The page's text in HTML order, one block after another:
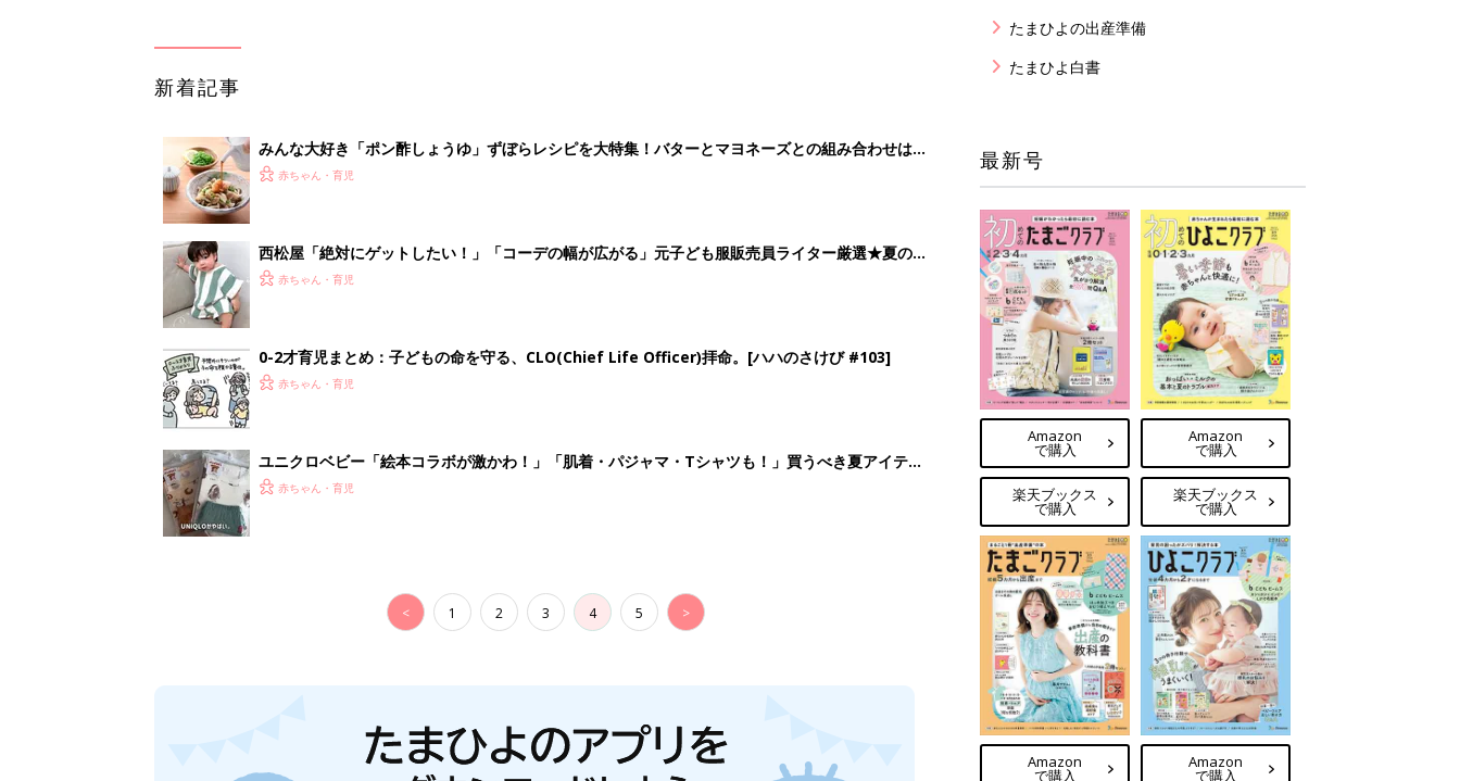
新着記事
みんな大好き「ポン酢しょうゆ」ずぼらレシピを大特集！バターとマヨネーズとの組み合わせは栄
養学的にも最高⁉
赤ちゃん・育児
西松屋「絶対にゲットしたい！」「コーデの幅が広がる」元子ども服販売員ライター厳選★夏のバ
ズりアイテム5選
赤ちゃん・育児
0-2才育児まとめ：子どもの命を守る、CLO(Chief Life Officer)拝命。[ハハのさけび #103]
赤ちゃん・育児
ユニクロベビー「絵本コラボが激かわ！」「肌着・パジャマ・Tシャツも！」買うべき夏アイテム
5選赤ちゃん・育児
< 1 2 3 4 5 >
たまひよの出産準備
たまひよ白書
最新号
Amazon
で購入
楽天ブックス
で購入
Amazon
で購入
楽天ブックス
で購入
Amazon
で購入
Amazon
で購入